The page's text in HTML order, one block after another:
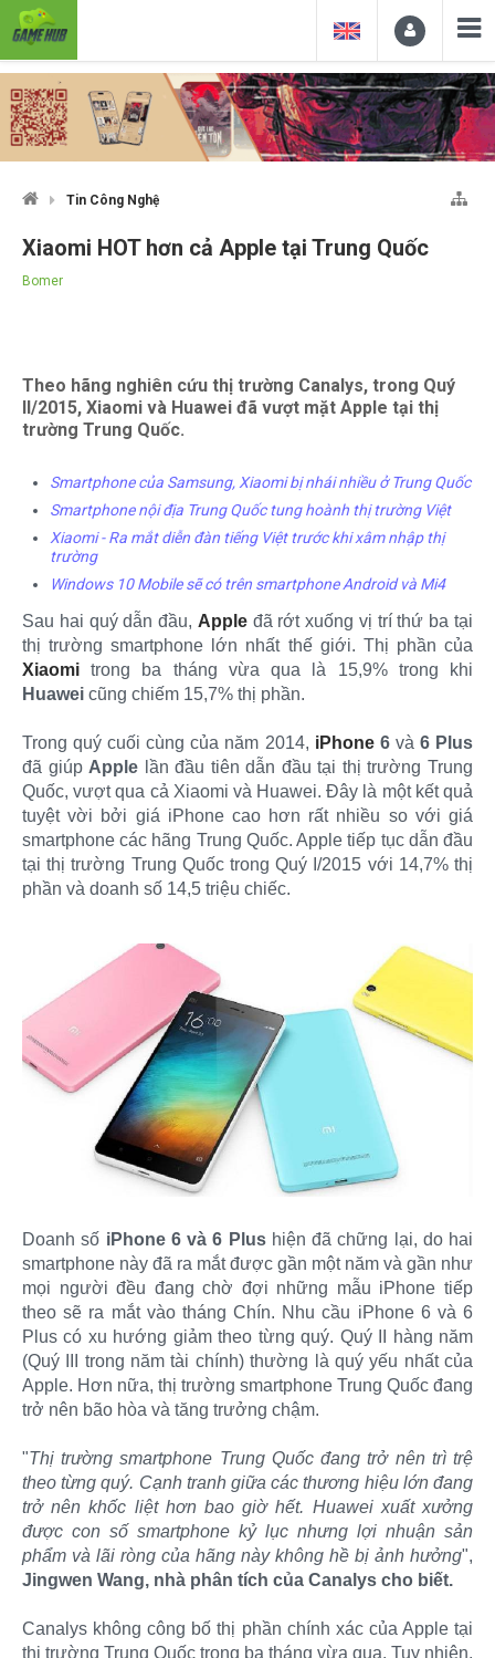
Tin Công Nghệ
Xiaomi HOT hơn cả Apple tại Trung Quốc
Bomer
Theo hãng nghiên cứu thị trường Canalys, trong Quý
II/2015, Xiaomi và Huawei đã vượt mặt Apple tại thị
trường Trung Quốc.
Smartphone của Samsung, Xiaomi bị nhái nhiều ở Trung Quốc
Smartphone nội địa Trung Quốc tung hoành thị trường Việt
Xiaomi - Ra mắt diễn đàn tiếng Việt trước khi xâm nhập thị
trường
Windows 10 Mobile sẽ có trên smartphone Android và Mi4
Sau hai quý dẫn đầu, Appleđã rớt xuống vị trí thứ ba tại
thị trường smartphone lớn nhất thế giới. Thị phần của
Xiaomi trong ba tháng vừa qua là 15,9% trong khi
Huawei cũng chiếm 15,7% thị phần.
Trong quý cuối cùng của năm 2014, iPhone6 và 6 Plus
đã giúp Apple lần đầu tiên dẫn đầu tại thị trường Trung
Quốc, vượt qua cả Xiaomi và Huawei. Đây là một kết quả
tuyệt vời bởi giá iPhone cao hơn rất nhiều so với giá
smartphone các hãng Trung Quốc. Apple tiếp tục dẫn đầu
tại thị trường Trung Quốc trong Quý I/2015 với 14,7% thị
phần và doanh số 14,5 triệu chiếc.
Doanh số iPhone 6 và 6 Plushiện đã chững lại, do hai
smartphone này đã ra mắt được gần một năm và gần như
mọi người đều đang chờ đợi những mẫu iPhone tiếp
theo sẽ ra mắt vào tháng Chín. Nhu cầu iPhone 6 và 6
Plus có xu hướng giảm theo từng quý. Quý II hàng năm
(Quý III trong năm tài chính) thường là quý yếu nhất của
Apple. Hơn nữa, thị trường smartphone Trung Quốc đang
trở nên bão hòa và tăng trưởng chậm.
"Thị trường smartphone Trung Quốc đang trở nên trì trệ
theo từng quý. Cạnh tranh giữa các thương hiệu lớn đang
trở nên khốc liệt hơn bao giờ hết. Huawei xuất xưởng
được con số smartphone kỷ lục nhưng lợi nhuận sản
phẩm và lãi ròng của hãng này không hề bị ảnh hưởng",
Jingwen Wang, nhà phân tích của Canalys cho biết.
Canalys không công bố thị phần chính xác của Apple tại
thị trường Trung Quốc trong ba tháng vừa qua. Tuy nhiên,